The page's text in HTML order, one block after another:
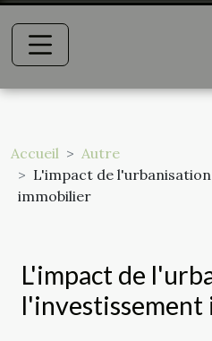
Accueil
Autre
L'impact de
immobilier
L'impact de